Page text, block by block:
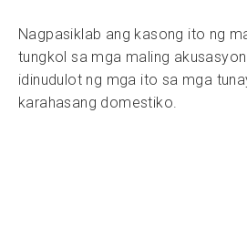
Nagpasiklab ang kasong ito ng
tungkol sa mga maling
idinudulot ng mga ito sa mga
karahasang domestiko.